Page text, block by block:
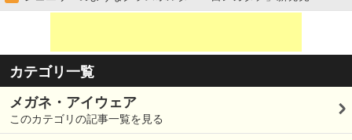
カテゴリ一覧
メガネ・アイウェア
このカテゴリの記事一覧を見る